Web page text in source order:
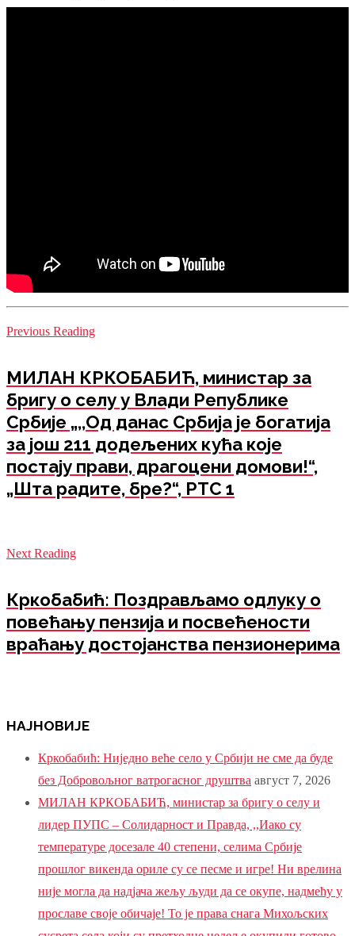
Previous Reading
МИЛАН КРКОБАБИЋ, министар за
бригу о селу у Влади Републике
Србије „,,Од данас Србија је богатија
за још 211 додељених кућа које
постају прави, драгоцени домови!“,
„Шта радите, бре?“, РТС 1
Next Reading
Кркобабић: Поздрављамо одлуку о
повећању пензија и посвећености
враћању достојанства пензионерима
НАЈНОВИЈЕ
Кркобабић: Ниједно веће село у Србији не сме да буде
без Добровољног ватрогасног друштва август 7, 2026
МИЛАН КРКОБАБИЋ, министар за бригу о селу и
лидер ПУПС – Солидарност и Правда, ,,Иако су
температуре досезале 40 степени, селима Србије
прошлог викенда ориле су се песме и игре! Ни врелина
није могла да надјача жељу људи да се окупе, надмећу у
прославе своје обичаје! То је права снага Михољских